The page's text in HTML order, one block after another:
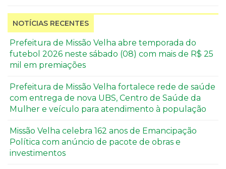
NOTÍCIAS RECENTES
Prefeitura de Missão Velha abre temporada do
futebol 2026 neste sábado (08) com mais de R$ 25
mil em premiações
Prefeitura de Missão Velha fortalece rede de saúde
com entrega de nova UBS, Centro de Saúde da
Mulher e veículo para atendimento à população
Missão Velha celebra 162 anos de Emancipação
Política com anúncio de pacote de obras e
investimentos